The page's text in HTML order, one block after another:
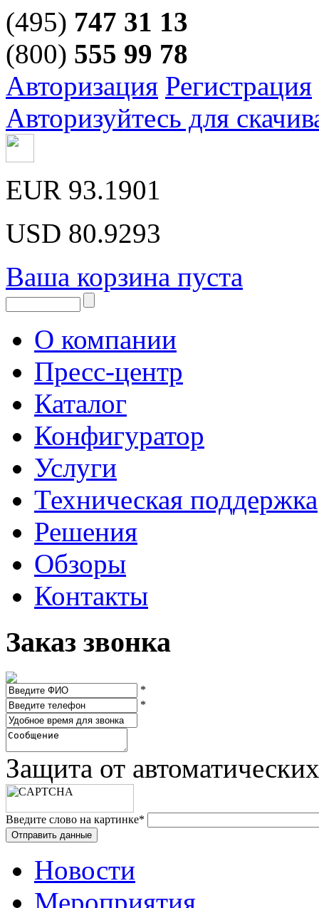
(495) 747 31 13
(800) 555 99 78
Авторизация Регистрация
Авторизуйтесь для
EUR 93.1901
USD 80.9293
Ваша корзина пуста
О компании
Пресс-центр
Каталог
Конфигуратор
Услуги
Техническая поддержка
Решения
Обзоры
Контакты
Заказ звонка
*
*
Защита от
Введите слово на картинке*
Новости